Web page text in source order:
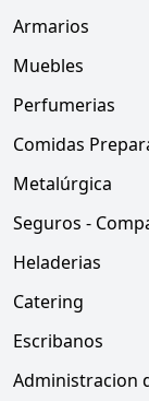
Armarios
Muebles
Perfumerias
Comidas
Metalúrgica
Seguros -
Heladerias
Catering
Escribanos
Administracion